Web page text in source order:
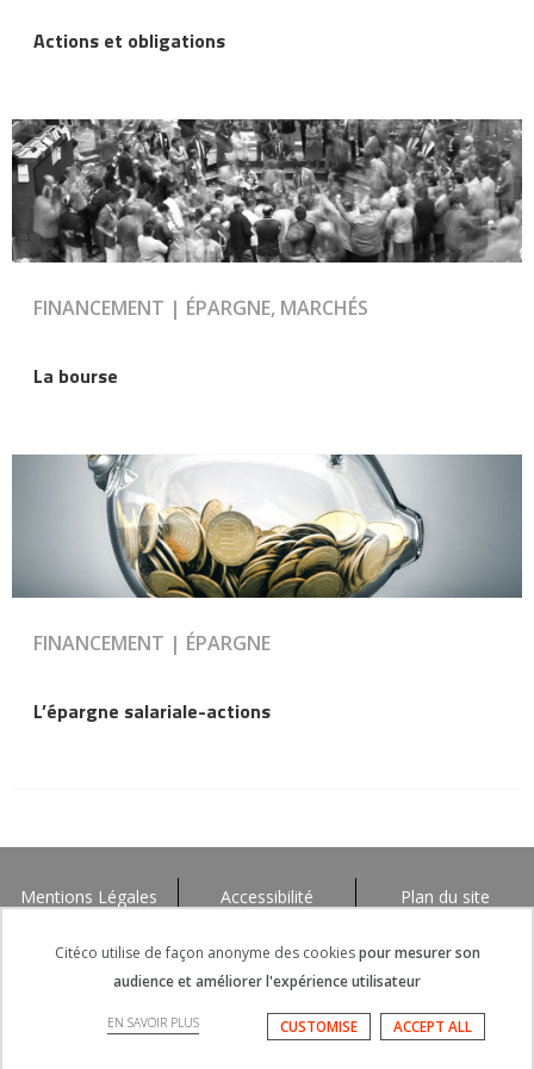
Actions et obligations
FINANCEMENT | ÉPARGNE, MARCHÉS
La bourse
FINANCEMENT | ÉPARGNE
L’épargne salariale-actions
Mentions Légales Accessibilité Plan du site
Citéco utilise de façon anonyme des cookiespour mesurer son
audience et améliorer l'expérience utilisateur
EN SAVOIR PLUS ACCEPT ALL
CUSTOMISE